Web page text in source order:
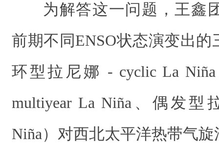
为解答这一问题，王鑫
前期不同ENSO状态演变出
环型拉尼娜 - cyclic La
multiyear La Niña、偶发型
Niña）对西北太平洋热带气